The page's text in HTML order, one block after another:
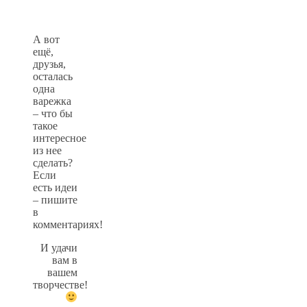
А вот
ещё,
друзья,
осталась
одна
варежка
– что бы
такое
интересное
из нее
сделать?
Если
есть идеи
– пишите
в
комментариях!
И удачи
вам в
вашем
творчестве!